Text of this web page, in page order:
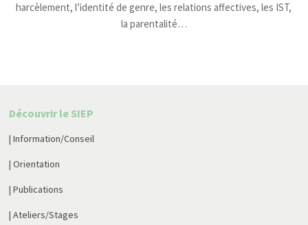
harcèlement, l’identité de genre, les relations affectives, les IST,
la parentalité…
Découvrir le SIEP
| Information/Conseil
| Orientation
| Publications
| Ateliers/Stages